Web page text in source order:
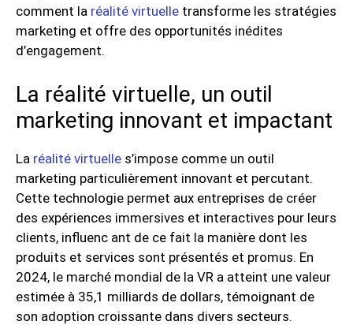
comment la réalité virtuelle transforme les stratégies
marketing et offre des opportunités inédites
d’engagement.
La réalité virtuelle, un outil
marketing innovant et impactant
La réalité virtuelle s’impose comme un outil
marketing particulièrement innovant et percutant.
Cette technologie permet aux entreprises de créer
des expériences immersives et interactives pour leurs
clients, influenc ant de ce fait la manière dont les
produits et services sont présentés et promus. En
2024, le marché mondial de la VR a atteint une valeur
estimée à 35,1 milliards de dollars, témoignant de
son adoption croissante dans divers secteurs.